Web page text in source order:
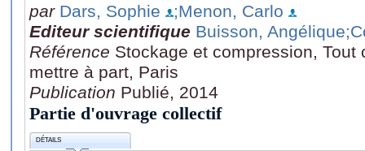
par Dars, Sophie
;Menon, Carlo
Editeur scientifique Buisson, Angélique
Référence Stockage et compression,
mettre à part, Paris
Publication Publié, 2014
Partie d'ouvrage collectif
DÉTAILS